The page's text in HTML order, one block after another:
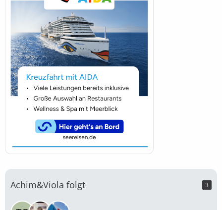
Achim&Viola folgt 3